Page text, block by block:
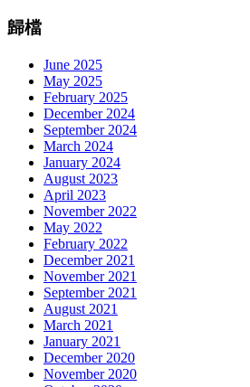
歸檔
June 2025
May 2025
February 2025
December 2024
September 2024
March 2024
January 2024
August 2023
April 2023
November 2022
May 2022
February 2022
December 2021
November 2021
September 2021
August 2021
March 2021
January 2021
December 2020
November 2020